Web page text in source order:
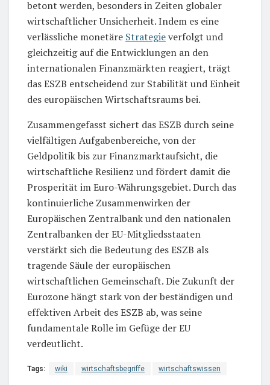
betont werden, besonders in Zeiten globaler
wirtschaftlicher Unsicherheit. Indem es eine
verlässliche monetäre Strategieverfolgt und
gleichzeitig auf die Entwicklungen an den
internationalen Finanzmärkten reagiert, trägt
das ESZB entscheidend zur Stabilität und Einheit
des europäischen Wirtschaftsraums bei.
Zusammengefasst sichert das ESZB durch seine
vielfältigen Aufgabenbereiche, von der
Geldpolitik bis zur Finanzmarktaufsicht, die
wirtschaftliche Resilienz und fördert damit die
Prosperität im Euro-Währungsgebiet. Durch das
kontinuierliche Zusammenwirken der
Europäischen Zentralbank und den nationalen
Zentralbanken der EU-Mitgliedsstaaten
verstärkt sich die Bedeutung des ESZB als
tragende Säule der europäischen
wirtschaftlichen Gemeinschaft. Die Zukunft der
Eurozone hängt stark von der beständigen und
effektiven Arbeit des ESZB ab, was seine
fundamentale Rolle im Gefüge der EU
verdeutlicht.
Tags: wiki wirtschaftsbegriffe wirtschaftswissen